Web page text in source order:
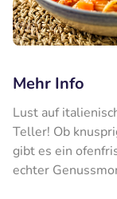
Mehr Info
Lust auf
Teller! Ob
gibt es ein
echter